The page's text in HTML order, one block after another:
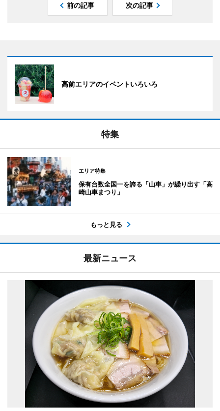
前の記事 次の記事
高前エリアのイベントいろいろ
特集
エリア特集
保有台数全国一を誇る「山車」が繰り出す「高
崎山車まつり」
もっと見る
最新ニュース